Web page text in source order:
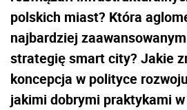
polskich miast? Która
najbardziej
strategię smart city? Jakie
koncepcja w polityce
jakimi dobrymi praktykami